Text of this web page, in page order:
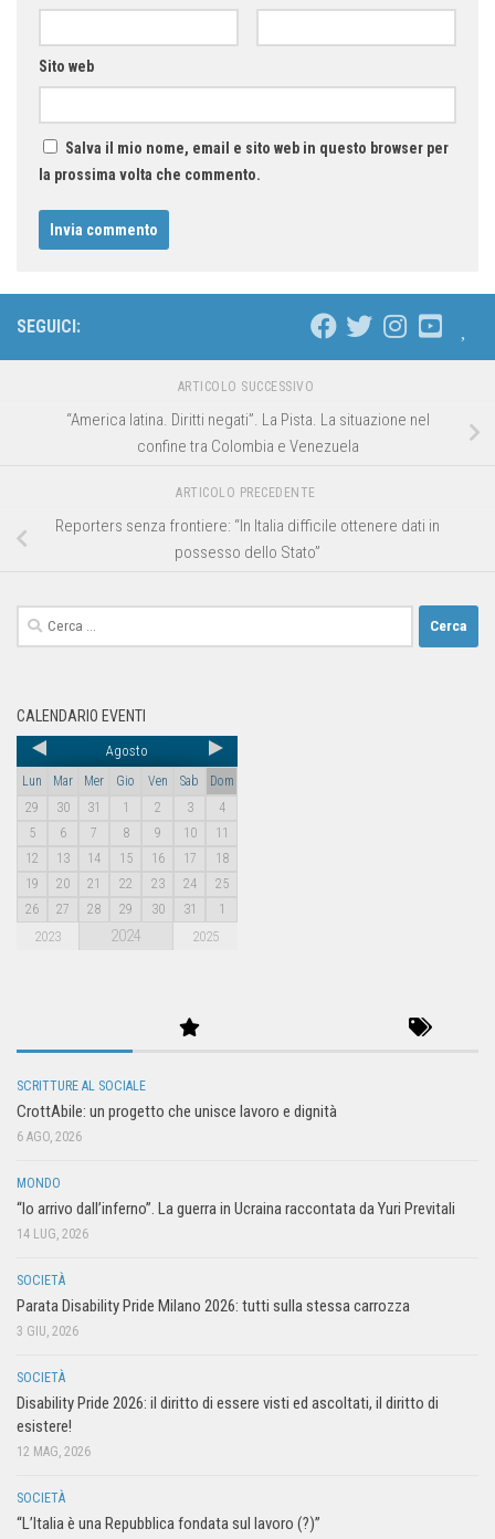
Sito web
Salva il mio nome, email e sito web in questo browser per
la prossima volta che commento.
SEGUICI:
ARTICOLO SUCCESSIVO
“America latina. Diritti negati”. La Pista. La situazione nel
confine tra Colombia e Venezuela
ARTICOLO PRECEDENTE
Reporters senza frontiere: “In Italia difficile ottenere dati in
possesso dello Stato”
CALENDARIO EVENTI
Agosto
Lun Mar Mer Gio Ven Sab
Dom
29
30 31 1 2 3
4
5
6 7 8 9 10
11
12
13 14 15 16 17
18
19
20 21 22 23 24
25
26
27 28 29 30 31 1
2023 2024 2025
SCRITTURE AL SOCIALE
CrottAbile: un progetto che unisce lavoro e dignità
6 AGO, 2026
MONDO
“Io arrivo dall’inferno”. La guerra in Ucraina raccontata da Yuri Previtali
14 LUG, 2026
SOCIETÀ
Parata Disability Pride Milano 2026: tutti sulla stessa carrozza
3 GIU, 2026
SOCIETÀ
Disability Pride 2026: il diritto di essere visti ed ascoltati, il diritto di
esistere!
12 MAG, 2026
SOCIETÀ
“L’Italia è una Repubblica fondata sul lavoro (?)”